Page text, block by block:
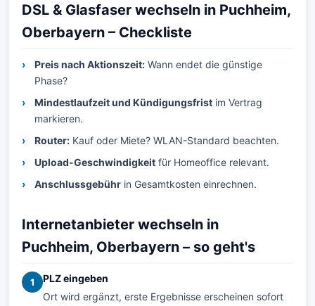
DSL & Glasfaser wechseln in Puchheim,
Oberbayern – Checkliste
Preis nach Aktionszeit: Wann endet die günstige
Phase?
Mindestlaufzeit und Kündigungsfrist im Vertrag
markieren.
Router: Kauf oder Miete? WLAN-Standard beachten.
Upload-Geschwindigkeit für Homeoffice relevant.
Anschlussgebühr in Gesamtkosten einrechnen.
Internetanbieter wechseln in
Puchheim, Oberbayern – so geht's
1
PLZ eingeben
Ort wird ergänzt, erste Ergebnisse erscheinen sofort